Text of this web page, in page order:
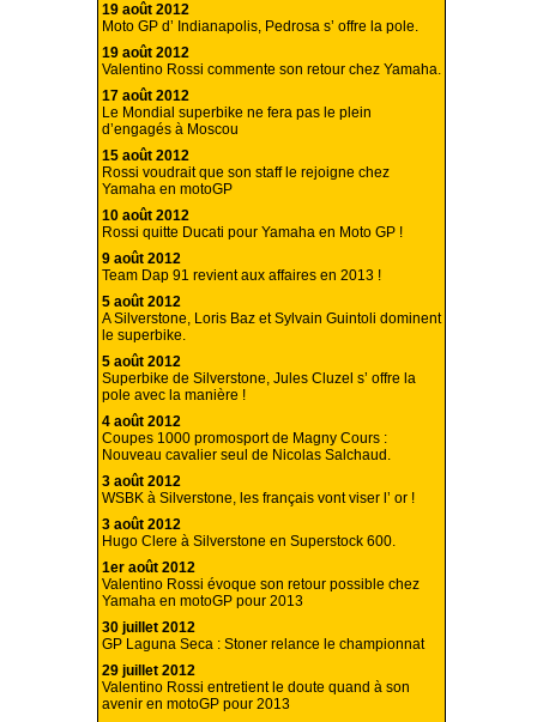
19 août 2012
Moto GP d’ Indianapolis, Pedrosa s’ offre la pole.
19 août 2012
Valentino Rossi commente son retour chez Yamaha.
17 août 2012
Le Mondial superbike ne fera pas le plein
d’engagés à Moscou
15 août 2012
Rossi voudrait que son staff le rejoigne chez
Yamaha en motoGP
10 août 2012
Rossi quitte Ducati pour Yamaha en Moto GP !
9 août 2012
Team Dap 91 revient aux affaires en 2013 !
5 août 2012
A Silverstone, Loris Baz et Sylvain Guintoli dominent
le superbike.
5 août 2012
Superbike de Silverstone, Jules Cluzel s’ offre la
pole avec la manière !
4 août 2012
Coupes 1000 promosport de Magny Cours :
Nouveau cavalier seul de Nicolas Salchaud.
3 août 2012
WSBK à Silverstone, les français vont viser l’ or !
3 août 2012
Hugo Clere à Silverstone en Superstock 600.
1er août 2012
Valentino Rossi évoque son retour possible chez
Yamaha en motoGP pour 2013
30 juillet 2012
GP Laguna Seca : Stoner relance le championnat
29 juillet 2012
Valentino Rossi entretient le doute quand à son
avenir en motoGP pour 2013